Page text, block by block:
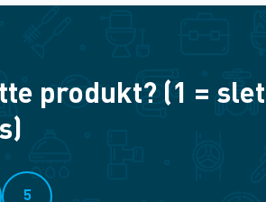
produkt? (1 =
5